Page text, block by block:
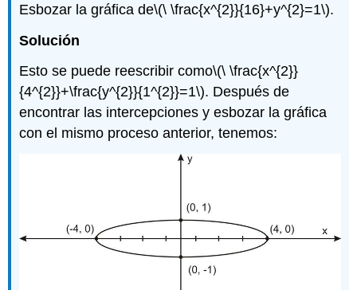
Esbozar la gráfica de\(\ \frac{x^{2}}{16}+y^{2}=1\).
Solución
Esto se puede reescribir como\(\ \frac{x^{2}}
{4^{2}}+\frac{y^{2}}{1^{2}}=1\). Después de
encontrar las intercepciones y esbozar la gráfica
con el mismo proceso anterior, tenemos: